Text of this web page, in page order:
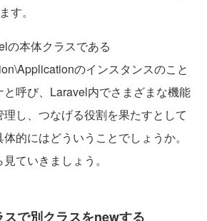
す。
の本体クラスである
のインスタンスのこと
と呼び、Laravel内でさまざまな機能
し、つなげる役割を果たすとして
的にはどういうことでしょうか。
ていきましょう。
で別クラスをnewする